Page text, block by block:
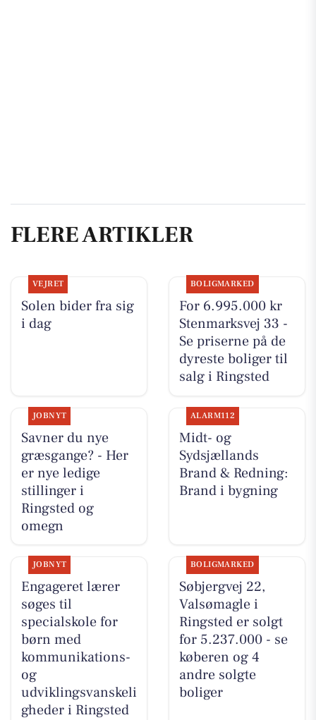
FLERE ARTIKLER
VEJRET
Solen bider fra sig
i dag
BOLIGMARKED
For 6.995.000 kr
Stenmarksvej 33 -
Se priserne på de
dyreste boliger til
salg i Ringsted
JOBNYT
Savner du nye
græsgange? - Her
er nye ledige
stillinger i
Ringsted og
omegn
ALARM112
Midt- og
Sydsjællands
Brand & Redning:
Brand i bygning
JOBNYT
Engageret lærer
søges til
specialskole for
børn med
kommunikations-
og
udviklingsvanskeli
gheder i Ringsted
BOLIGMARKED
Søbjergvej 22,
Valsømagle i
Ringsted er solgt
for 5.237.000 - se
køberen og 4
andre solgte
boliger